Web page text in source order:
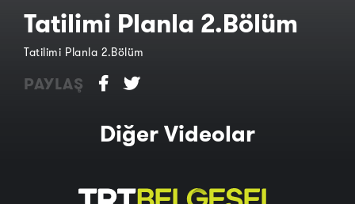
Tatilimi Planla 2.Bölüm
Tatilimi Planla 2.Bölüm
PAYLAŞ
Diğer Videolar